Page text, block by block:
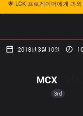
🌟 LCK 프로게이머에게 과
2018년 3월 10일
3rd
MCX